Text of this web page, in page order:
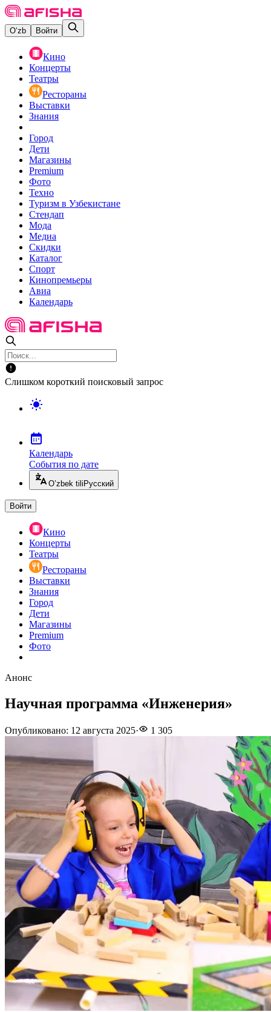
O‘zb Войти
Кино
Концерты
Театры
Рестораны
Выставки
Знания
Город
Дети
Магазины
Premium
Фото
Техно
Туризм в Узбекистане
Стендап
Мода
Медиа
Скидки
Каталог
Спорт
Кинопремьеры
Авиа
Календарь
Слишком короткий поисковый запрос
Календарь
События по дате
O’zbek tili Русский
Войти
Кино
Концерты
Театры
Рестораны
Выставки
Знания
Город
Дети
Магазины
Premium
Фото
Анонс
Научная программа «Инженерия»
Опубликовано: 12 августа 2025· 1 305